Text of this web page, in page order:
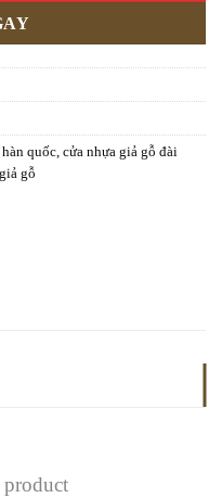
quốc, cửa nhựa giả gỗ đài
gỗ